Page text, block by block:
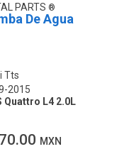
PARTS
De Agua
Tts
2015
Quattro L4 2.0L
MXN